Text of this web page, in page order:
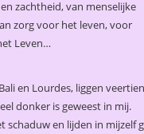
zachtheid, van menselijke
zorg voor het leven, voor
Leven…
en Lourdes, liggen veertien
donker is geweest in mij.
schaduw en lijden in mijzelf